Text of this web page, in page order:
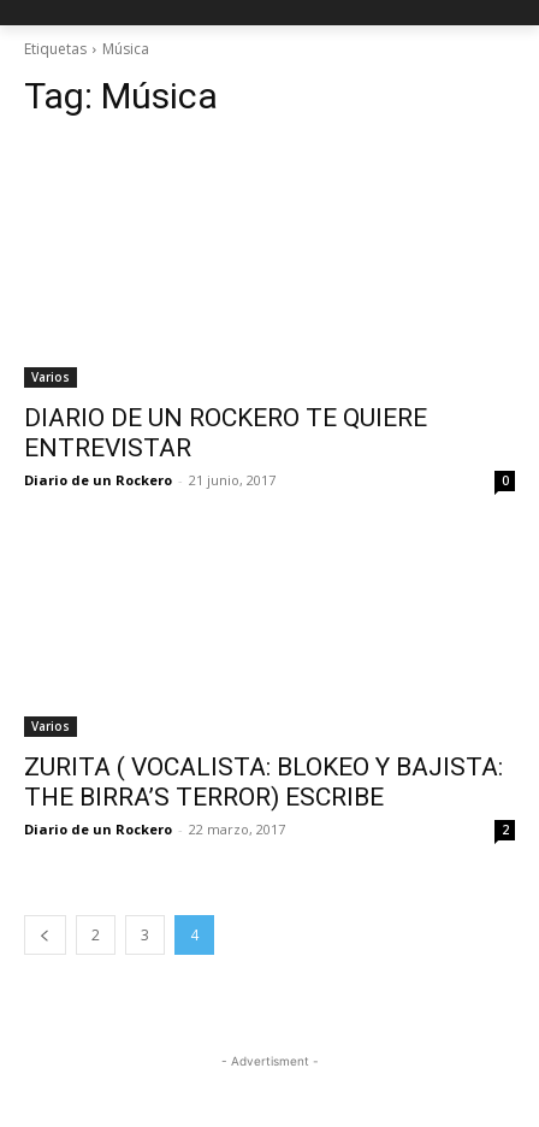
Etiquetas Música
Tag: Música
Varios
DIARIO DE UN ROCKERO TE QUIERE
ENTREVISTAR
Diario de un Rockero - 21 junio, 2017 0
Varios
ZURITA ( VOCALISTA: BLOKEO Y BAJISTA:
THE BIRRA’S TERROR) ESCRIBE
Diario de un Rockero - 22 marzo, 2017 2
2 3 4
- Advertisment -